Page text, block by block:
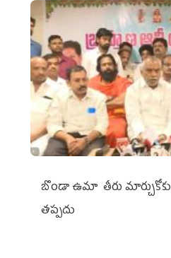
బొండా ఉమా తీరు
తప్పదు